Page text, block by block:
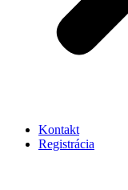
Kontakt
Registrácia